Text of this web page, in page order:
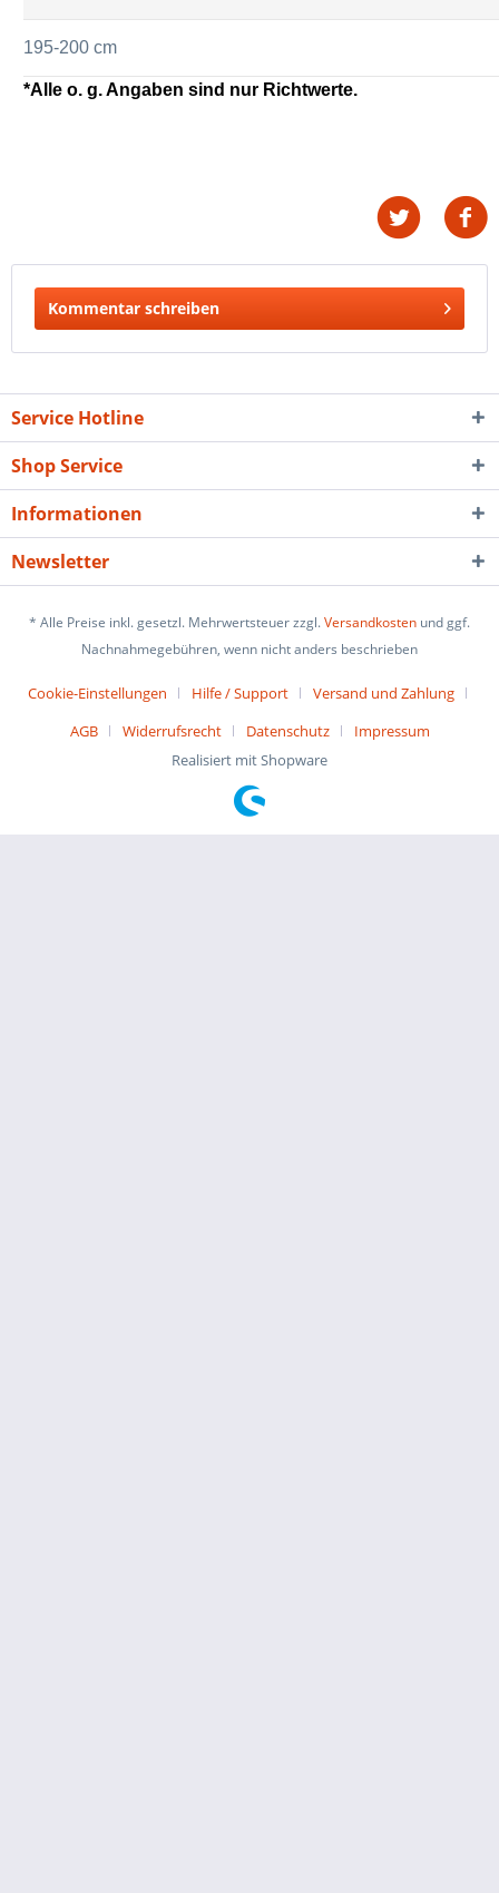
195-200 cm
*Alle o. g. Angaben sind nur Richtwerte.
Kommentar schreiben
Service Hotline
Shop Service
Informationen
Newsletter
* Alle Preise inkl. gesetzl. Mehrwertsteuer zzgl.Versandkosten und ggf.
Nachnahmegebühren, wenn nicht anders beschrieben
Cookie-Einstellungen Hilfe / Support
Versand und Zahlung
AGB
Widerrufsrecht Datenschutz
Impressum
Realisiert mit Shopware